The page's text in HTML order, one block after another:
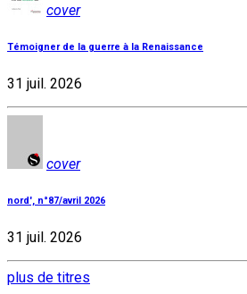
cover
Témoigner de la guerre à la Renaissance
31 juil. 2026
cover
nord', n°87/avril 2026
31 juil. 2026
plus de titres